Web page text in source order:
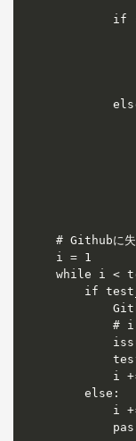
if
# Githubに失
i = 1
while i <
if
#
i
    else:
i